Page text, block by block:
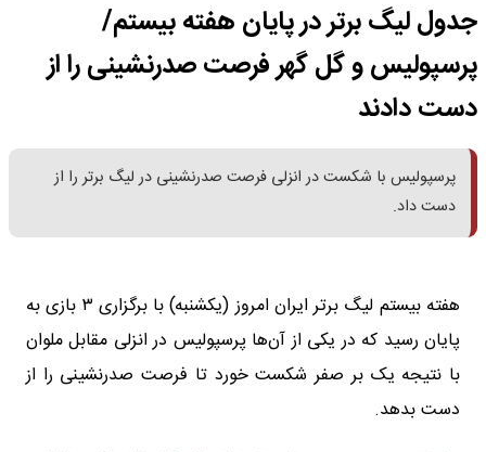
جدول لیگ برتر در پایان هفته بیستم/
پرسپولیس و گل گهر فرصت صدرنشینی را از
دست دادند
پرسپولیس با شکست در انزلی فرصت صدرنشینی در لیگ برتر را از
دست داد.
هفته بیستم لیگ برتر ایران امروز (یکشنبه) با برگزاری ۳ بازی به
پایان رسید که در یکی از آن‌ها پرسپولیس در انزلی مقابل ملوان
با نتیجه یک بر صفر شکست خورد تا فرصت صدرنشینی را از
دست بدهد.